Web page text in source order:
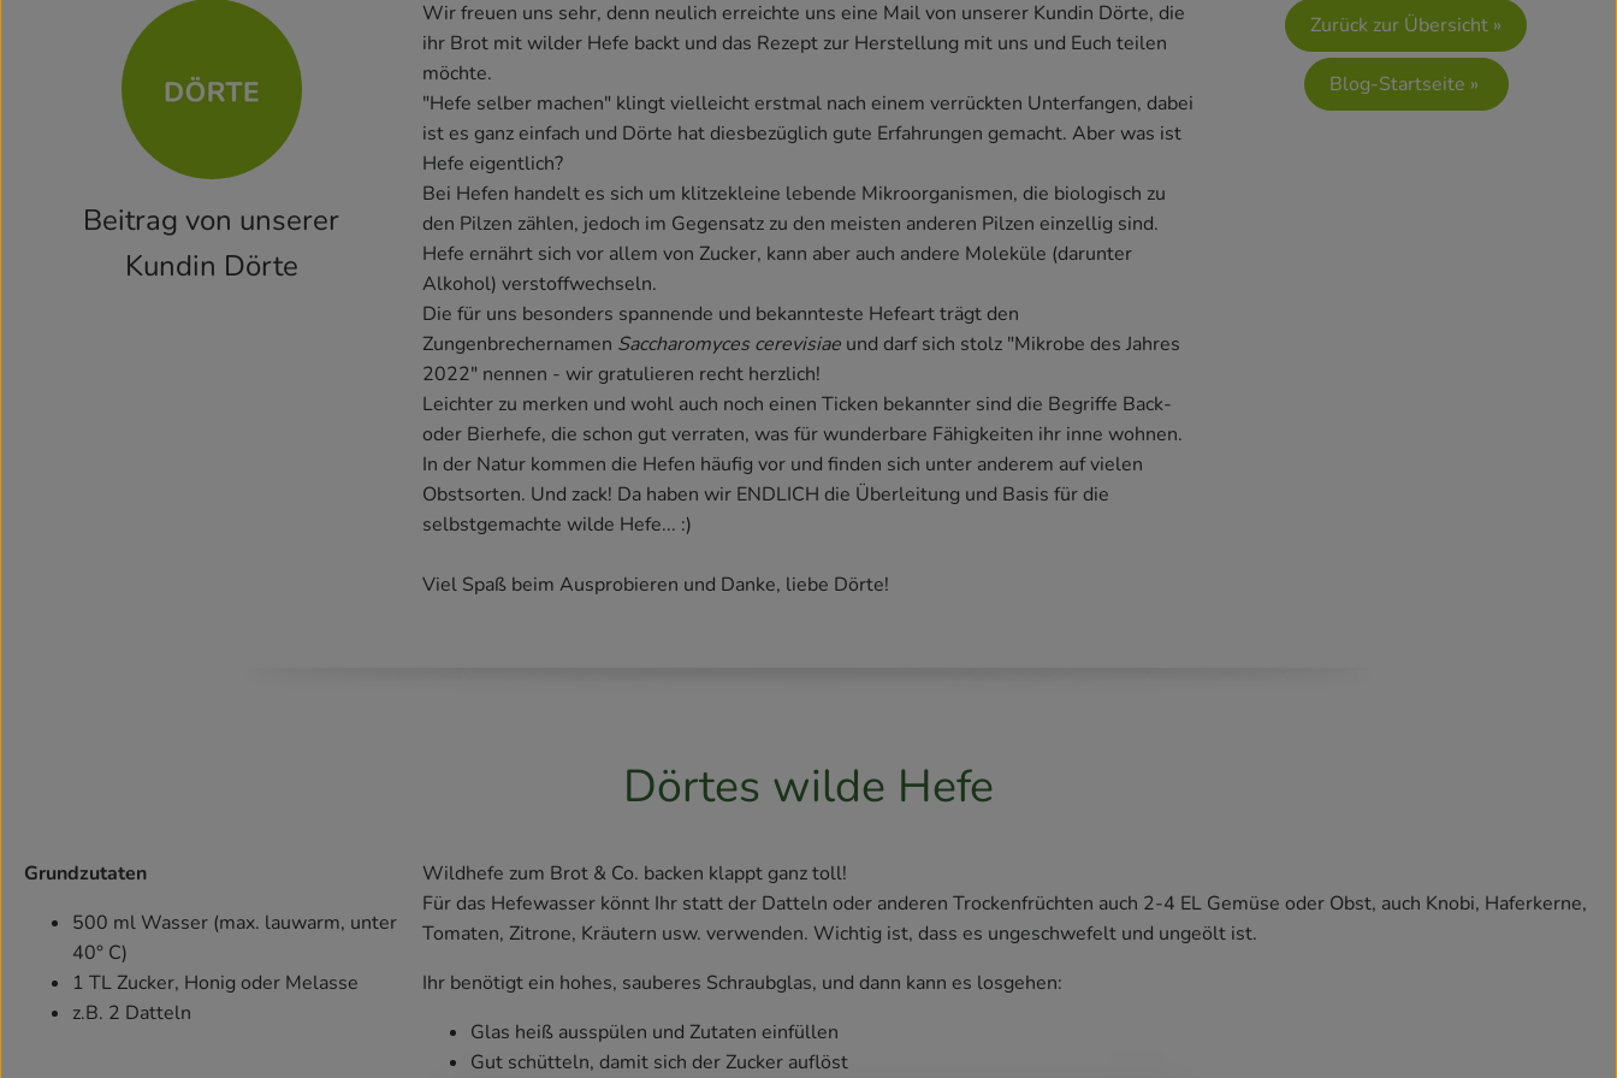
Beitrag von unserer
Kundin Dörte
Wir freuen uns sehr, denn neulich erreichte uns eine Mail von unserer Kundin Dörte, die
ihr Brot mit wilder Hefe backt und das Rezept zur Herstellung mit uns und Euch teilen
möchte.
"Hefe selber machen" klingt vielleicht erstmal nach einem verrückten Unterfangen, dabei
ist es ganz einfach und Dörte hat diesbezüglich gute Erfahrungen gemacht. Aber was ist
Hefe eigentlich?
Bei Hefen handelt es sich um klitzekleine lebende Mikroorganismen, die biologisch zu
den Pilzen zählen, jedoch im Gegensatz zu den meisten anderen Pilzen einzellig sind.
Hefe ernährt sich vor allem von Zucker, kann aber auch andere Moleküle (darunter
Alkohol) verstoffwechseln.
Die für uns besonders spannende und bekannteste Hefeart trägt den
Zungenbrechernamen Saccharomyces cerevisiae und darf sich stolz "Mikrobe des Jahres
2022" nennen - wir gratulieren recht herzlich!
Leichter zu merken und wohl auch noch einen Ticken bekannter sind die Begriffe Back-
oder Bierhefe, die schon gut verraten, was für wunderbare Fähigkeiten ihr inne wohnen.
In der Natur kommen die Hefen häufig vor und finden sich unter anderem auf vielen
Obstsorten. Und zack! Da haben wir ENDLICH die Überleitung und Basis für die
selbstgemachte wilde Hefe... :)
Viel Spaß beim Ausprobieren und Danke, liebe Dörte!
Zurück zur Übersicht »
Blog-Startseite »
Dörtes wilde Hefe
Grundzutaten
500 ml Wasser (max. lauwarm, unter
40° C)
1 TL Zucker, Honig oder Melasse
z.B. 2 Datteln
Wildhefe zum Brot & Co. backen klappt ganz toll!
Für das Hefewasser könnt Ihr statt der Datteln oder anderen Trockenfrüchten auch 2-4 EL Gemüse oder Obst, auch Knobi, Haferkerne,
Tomaten, Zitrone, Kräutern usw. verwenden. Wichtig ist, dass es ungeschwefelt und ungeölt ist.
Ihr benötigt ein hohes, sauberes Schraubglas, und dann kann es losgehen:
Glas heiß ausspülen und Zutaten einfüllen
Gut schütteln, damit sich der Zucker auflöst